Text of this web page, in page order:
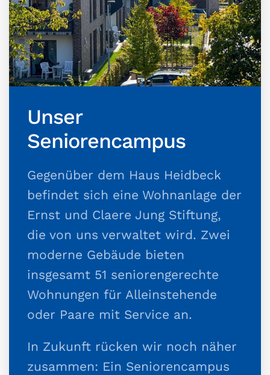
Unser
Seniorencampus
Gegenüber dem Haus Heidbeck
befindet sich eine Wohnanlage der
Ernst und Claere Jung Stiftung,
die von uns verwaltet wird. Zwei
moderne Gebäude bieten
insgesamt 51 seniorengerechte
Wohnungen für Alleinstehende
oder Paare mit Service an.
In Zukunft rücken wir noch näher
zusammen: Ein Seniorencampus